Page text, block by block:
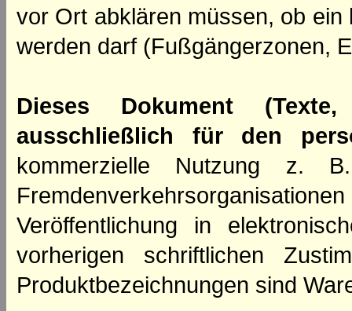
vor Ort abklären müssen, ob
werden darf (Fußgängerzonen,
Dieses Dokument
ausschließlich für den
kommerzielle Nutzung z.
Veröffentlichung in
vorherigen schriftlichen
Produktbezeichnungen sind